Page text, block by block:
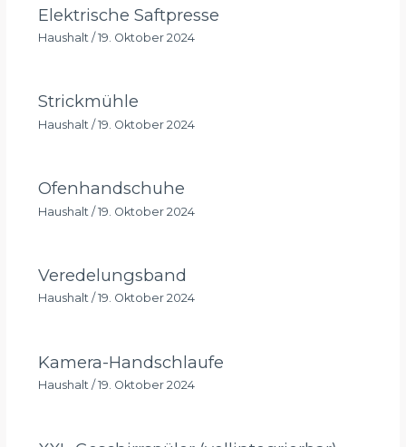
Elektrische Saftpresse
Haushalt / 19. Oktober 2024
Strickmühle
Haushalt /19. Oktober 2024
Ofenhandschuhe
Haushalt /19. Oktober 2024
Veredelungsband
Haushalt/ 19. Oktober 2024
Kamera-Handschlaufe
Haushalt/ 19. Oktober 2024